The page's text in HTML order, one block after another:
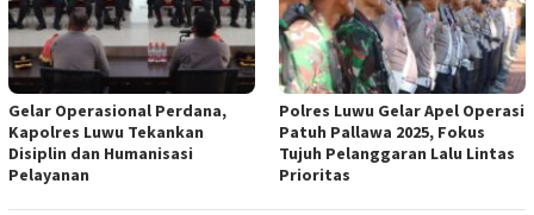
Gelar Operasional Perdana,
Kapolres Luwu Tekankan
Disiplin dan Humanisasi
Pelayanan
Polres Luwu Gelar Apel Operasi
Patuh Pallawa 2025, Fokus
Tujuh Pelanggaran Lalu Lintas
Prioritas